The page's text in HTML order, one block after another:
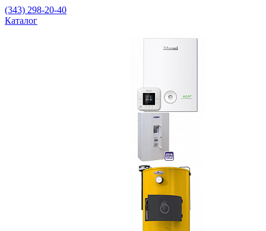
(343) 298-20-40
Каталог